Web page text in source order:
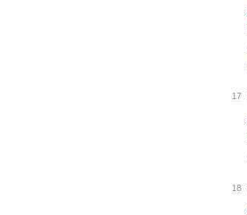
17
18